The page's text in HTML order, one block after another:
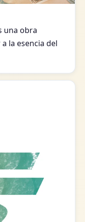
una obra
la esencia del